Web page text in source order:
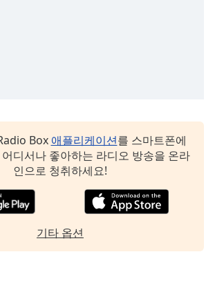
Box 애플리케이션를 스마트폰에
디서나 좋아하는 라디오 방송을 온라
인으로 청취하세요!
기타 옵션